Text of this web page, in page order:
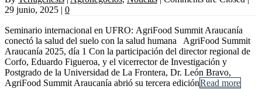
29 junio, 2025 | 0
Seminario internacional en UFRO: AgriFood Summit Araucanía
conectó la salud del suelo con la salud humana AgriFood Summit
Araucanía 2025, día 1 Con la participación del director regional de
Corfo, Eduardo Figueroa, y el vicerrector de Investigación y
Postgrado de la Universidad de La Frontera, Dr. León Bravo,
AgriFood Summit Araucanía abrió su tercera ediciónRead more